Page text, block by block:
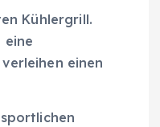
Kühlergrill.
eine
einen